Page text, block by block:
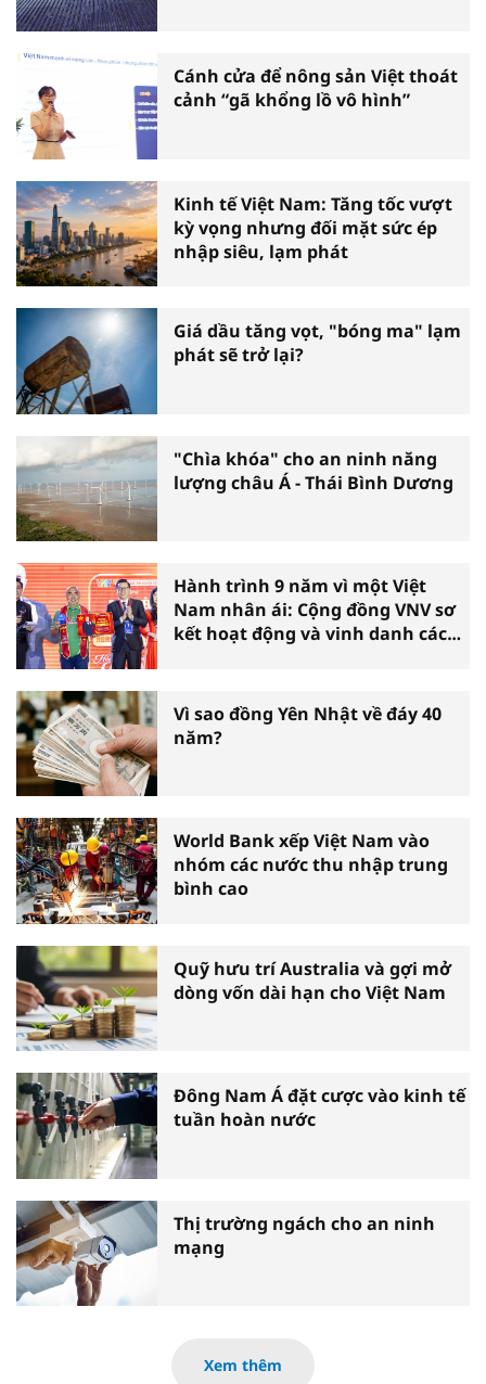
Cánh cửa để nông sản Việt thoát
cảnh “gã khổng lồ vô hình”
Kinh tế Việt Nam: Tăng tốc vượt
kỳ vọng nhưng đối mặt sức ép
nhập siêu, lạm phát
Giá dầu tăng vọt, "bóng ma" lạm
phát sẽ trở lại?
"Chìa khóa" cho an ninh năng
lượng châu Á - Thái Bình Dương
Hành trình 9 năm vì một Việt
Nam nhân ái: Cộng đồng VNV sơ
kết hoạt động và vinh danh các
Vì sao đồng Yên Nhật về đáy 40
năm?
World Bank xếp Việt Nam vào
nhóm các nước thu nhập trung
bình cao
Quỹ hưu trí Australia và gợi mở
dòng vốn dài hạn cho Việt Nam
Đông Nam Á đặt cược vào kinh tế
tuần hoàn nước
Thị trường ngách cho an ninh
mạng
Xem thêm